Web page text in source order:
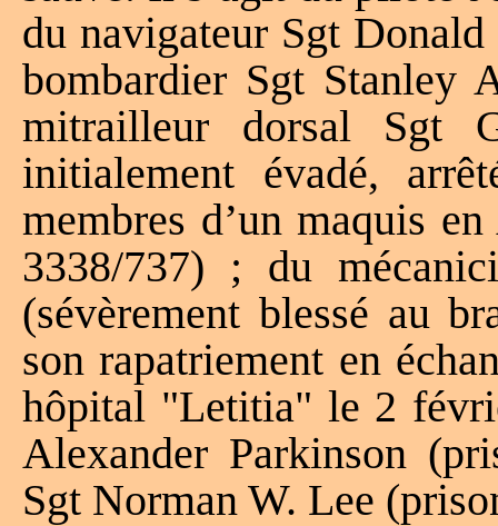
du navigateur Sgt
bombardier Sgt Stanley
mitrailleur dorsal Sgt
initialement évadé,
membres d’un maquis
3338/737) ; du
(sévèrement blessé au
son rapatriement en
hôpital "Letitia" le 2
Alexander Parkinson
Sgt Norman W. Lee